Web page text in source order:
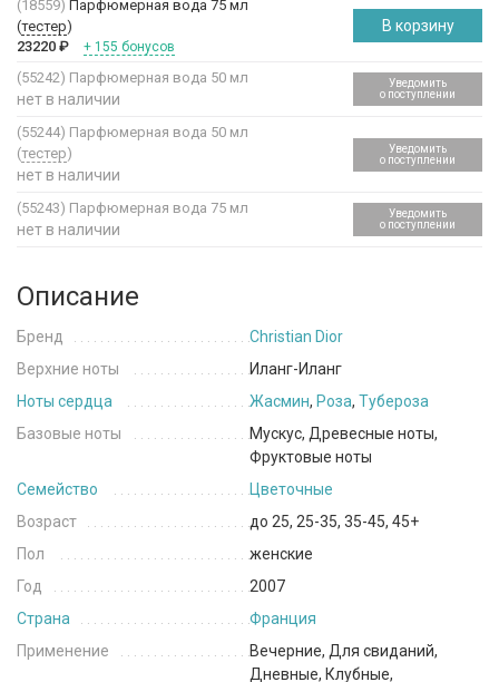
(18559) Парфюмерная вода 75 мл
(тестер)
23220 ₽ + 155 бонусов
В корзину
(55242) Парфюмерная вода 50 мл
нет в наличии
Уведомить
о поступлении
(55244) Парфюмерная вода 50 мл
(тестер)
нет в наличии
Уведомить
о поступлении
(55243) Парфюмерная вода 75 мл
нет в наличии
Уведомить
о поступлении
Описание
Бренд
Christian Dior
Верхние ноты
Иланг-Иланг
Ноты сердца
Жасмин, Роза, Тубероза
Базовые ноты
Мускус, Древесные ноты,
Фруктовые ноты
Семейство
Цветочные
Возраст
до 25, 25-35, 35-45, 45+
Пол
женские
Год
2007
Страна
Франция
Применение
Вечерние, Для свиданий,
Дневные, Клубные,